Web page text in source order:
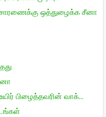
ஒத்துழைக்க சீனா
பிழைத்தவரின் வாக்...